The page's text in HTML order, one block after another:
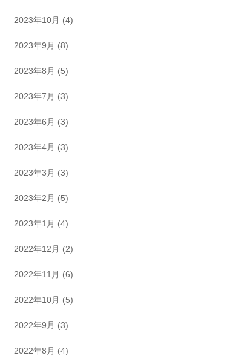
2023年10月 (4)
2023年9月 (8)
2023年8月 (5)
2023年7月 (3)
2023年6月 (3)
2023年4月 (3)
2023年3月 (3)
2023年2月 (5)
2023年1月 (4)
2022年12月 (2)
2022年11月 (6)
2022年10月 (5)
2022年9月 (3)
2022年8月 (4)